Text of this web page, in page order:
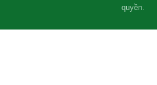
quyền.